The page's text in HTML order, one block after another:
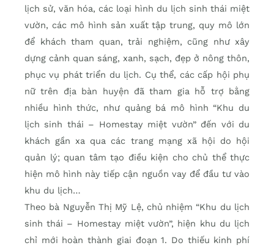
lịch sử, văn hóa, các loại hình du lịch sinh thái miệt
vườn, các mô hình sản xuất tập trung, quy mô lớn
để khách tham quan, trải nghiệm, cũng như xây
dựng cảnh quan sáng, xanh, sạch, đẹp ở nông thôn,
phục vụ phát triển du lịch. Cụ thể, các cấp hội phụ
nữ trên địa bàn huyện đã tham gia hỗ trợ bằng
nhiều hình thức, như quảng bá mô hình “Khu du
lịch sinh thái – Homestay miệt vườn” đến với du
khách gần xa qua các trang mạng xã hội do hội
quản lý; quan tâm tạo điều kiện cho chủ thể thực
hiện mô hình này tiếp cận nguồn vay để đầu tư vào
khu du lịch…
Theo bà Nguyễn Thị Mỹ Lệ, chủ nhiệm “Khu du lịch
sinh thái – Homestay miệt vườn”, hiện khu du lịch
chỉ mới hoàn thành giai đoạn 1. Do thiếu kinh phí